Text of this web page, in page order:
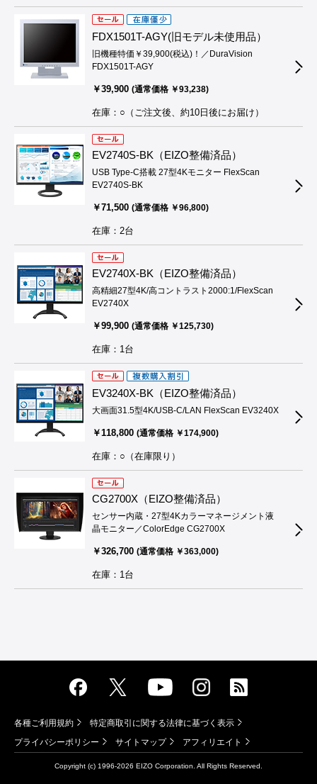
FDX1501T-AGY(旧モデル未使用品）
旧機種特価￥39,900(税込)！／DuraVision
FDX1501T-AGY
￥39,900 (通常価格 ￥93,238)
在庫：○（ご注文後、約10日後にお届け）
EV2740S-BK（EIZO整備済品）
USB Type-C搭載 27型4Kモニター FlexScan
EV2740S-BK
￥71,500 (通常価格 ￥96,800)
在庫：2台
EV2740X-BK（EIZO整備済品）
高精細27型4K/高コントラスト2000:1/FlexScan
EV2740X
￥99,900 (通常価格 ￥125,730)
在庫：1台
EV3240X-BK（EIZO整備済品）
大画面31.5型4K/USB-C/LAN FlexScan EV3240X
￥118,800 (通常価格 ￥174,900)
在庫：○（在庫限り）
CG2700X（EIZO整備済品）
センサー内蔵・27型4Kカラーマネージメント液
晶モニター／ColorEdge CG2700X
￥326,700 (通常価格 ￥363,000)
在庫：1台
各種ご利用規約
特定商取引に関する法律に基づく表示
プライバシーポリシー
サイトマップ アフィリエイト
Copyright (c) 1996-2026 EIZO Corporation. All Rights Reserved.